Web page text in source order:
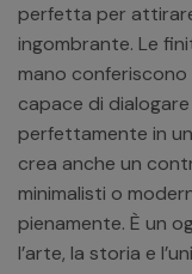
perfetta per
ingombrante. Le
mano conferiscono
capace di
perfettamente in
crea anche un
minimalisti o
pienamente. È un
l’arte, la storia e